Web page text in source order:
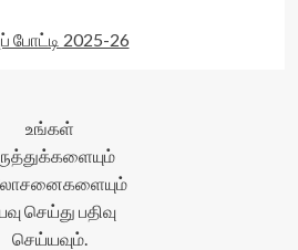
போட்டி 2025-26
உங்கள்
செய்து பதிவு
செய்யவும்.